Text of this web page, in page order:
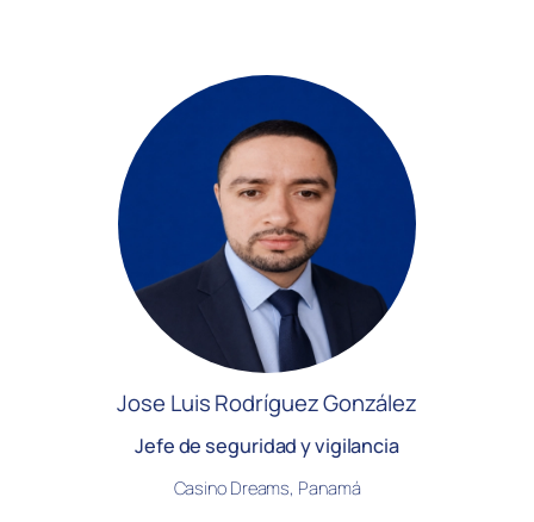
Jose Luis Rodríguez González
Jefe de seguridad y vigilancia
Casino Dreams, Panamá